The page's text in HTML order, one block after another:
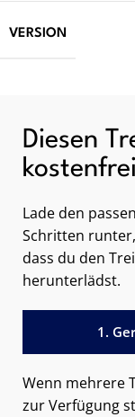
VERSION
Diesen
Lade den
Schritten
dass du den
herunterlädst.
1.
Wenn mehrere
zur Verfügung